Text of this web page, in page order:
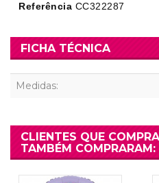
Referência CC322287
FICHA TÉCNICA
Medidas:
CLIENTES QUE
TAMBÉM COMPRARAM: